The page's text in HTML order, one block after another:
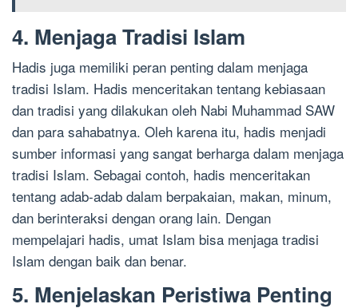
4. Menjaga Tradisi Islam
Hadis juga memiliki peran penting dalam menjaga
tradisi Islam. Hadis menceritakan tentang kebiasaan
dan tradisi yang dilakukan oleh Nabi Muhammad SAW
dan para sahabatnya. Oleh karena itu, hadis menjadi
sumber informasi yang sangat berharga dalam menjaga
tradisi Islam. Sebagai contoh, hadis menceritakan
tentang adab-adab dalam berpakaian, makan, minum,
dan berinteraksi dengan orang lain. Dengan
mempelajari hadis, umat Islam bisa menjaga tradisi
Islam dengan baik dan benar.
5. Menjelaskan Peristiwa Penting